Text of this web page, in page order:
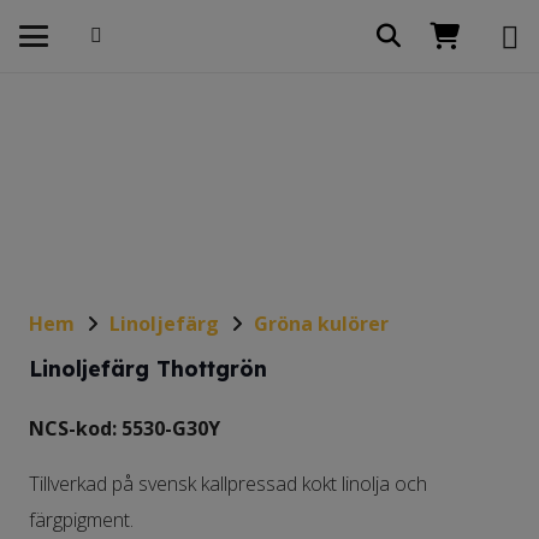
Hem Linoljefärg
Gröna kulörer
Linoljefärg Thottgrön
NCS-kod: 5530-G30Y
Tillverkad på svensk kallpressad kokt linolja och
färgpigment.